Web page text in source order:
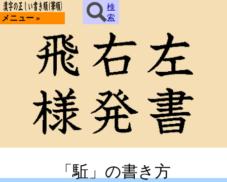
メニュー »
検
索
「駈」の書き方